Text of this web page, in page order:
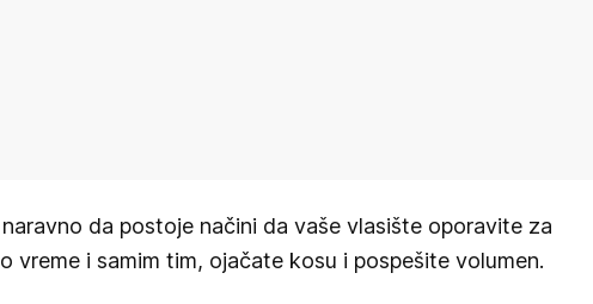
naravno da postoje načini da vaše vlasište oporavite za
vreme i samim tim, ojačate kosu i pospešite volumen.